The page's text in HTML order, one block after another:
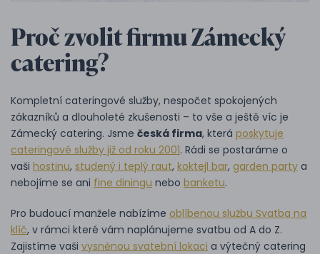
Proč zvolit firmu Zámecký
catering?
Kompletní cateringové služby, nespočet spokojených
zákazníků a dlouholeté zkušenosti – to vše a ještě víc je
Zámecký catering. Jsme česká firma, která poskytuje
cateringové služby již od roku 2001. Rádi se postaráme o
vaši hostinu, studený i teplý raut, koktejl bar, garden party a
nebojíme se ani fine diningu nebo banketu.
Pro budoucí manžele nabízíme oblíbenou službu Svatba na
klíč, v rámci které vám naplánujeme svatbu od A do Z.
Zajistíme vaši vysněnou svatební lokaci a výtečný catering